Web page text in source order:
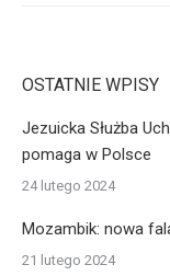
OSTATNIE WPISY
Jezuicka Służba
pomaga w Polsce
24 lutego 2024
Mozambik: nowa
21 lutego 2024